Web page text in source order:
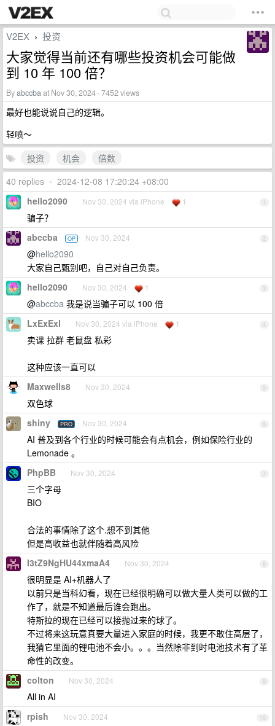
V2EX › 投资
大家觉得当前还有哪些投资机会可能做
到 10 年 100 倍？
Byabccbaat Nov 30, 2024 · 7452 views
最好也能说说自己的逻辑。
轻喷～
投资
机会
倍数
40 replies • 2024-12-08 17:20:24 +08:00
1
hello2090 Nov 30, 2024 via iPhone 1
骗子？
2
abccba OP Nov 30, 2024
@hello2090
大家自己甄别吧，自己对自己负责。
3
hello2090 Nov 30, 2024 1
@abccba 我是说当骗子可以 100 倍
4
LxExExl Nov 30, 2024 via iPhone 1
卖课 拉群 老鼠盘 私彩
这种应该一直可以
5
Maxwells8 Nov 30, 2024
双色球
6
shiny PRO Nov 30, 2024
AI 普及到各个行业的时候可能会有点机会，例如保险行业的
Lemonade 。
7
PhpBB Nov 30, 2024
三个字母
BIO
合法的事情除了这个,想不到其他
但是高收益也就伴随着高风险
8
I3tZ9NgHU44xmaA4 Nov 30, 2024
很明显是 AI+机器人了
以前只是当科幻看，现在已经很明确可以做大量人类可以做的工
作了，就是不知道最后谁会跑出。
特斯拉的现在已经可以接抛过来的球了。
不过将来这玩意真要大量进入家庭的时候，我更不敢住高层了，
我猜它里面的锂电池不会小。。。当然除非到时电池技术有了革
命性的改变。
9
colton Nov 30, 2024
All in AI
10
rpish Nov 30, 2024